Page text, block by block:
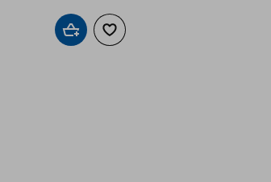
Добави в кошницата
Добави към списъка с любими